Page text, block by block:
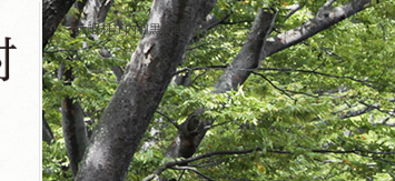
休暇村庄内羽黒の観光案内ページです。